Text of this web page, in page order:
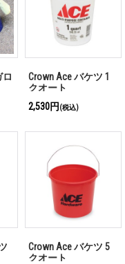
ロ
Crown Ace バケツ 1
クオート
2,530円 (税込)
Crown Ace バケツ 5
クオート